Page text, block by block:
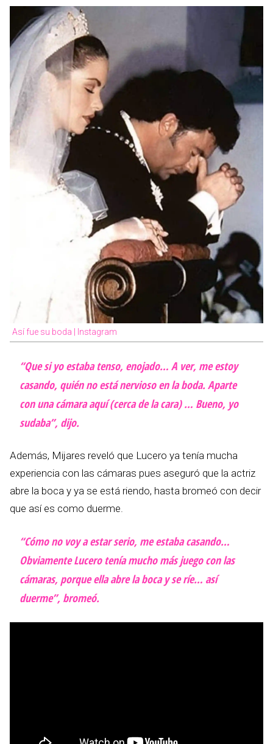
Así fue su boda | Instagram
“Que si yo estaba tenso, enojado… A ver, me estoy
casando, quién no está nervioso en la boda. Aparte
con una cámara aquí (cerca de la cara) … Bueno, yo
sudaba”, dijo.
Además, Mijares reveló que Lucero ya tenía mucha
experiencia con las cámaras pues aseguró que la actriz
abre la boca y ya se está riendo, hasta bromeó con decir
que así es como duerme.
“Cómo no voy a estar serio, me estaba casando…
Obviamente Lucero tenía mucho más juego con las
cámaras, porque ella abre la boca y se ríe… así
duerme”, bromeó.